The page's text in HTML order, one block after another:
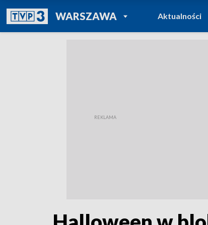
WARSZAWAPOWRÓT DO
TVP REGIONY
Aktualności